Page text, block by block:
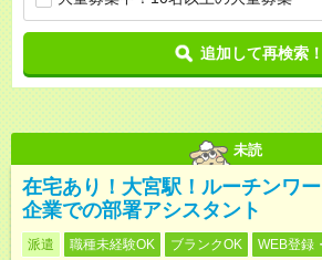
追加して再検索！
未読
在宅あり！大宮駅！ルーチンワ
企業での部署アシスタント
派遣 職種未経験OK ブランクOK WEB登録